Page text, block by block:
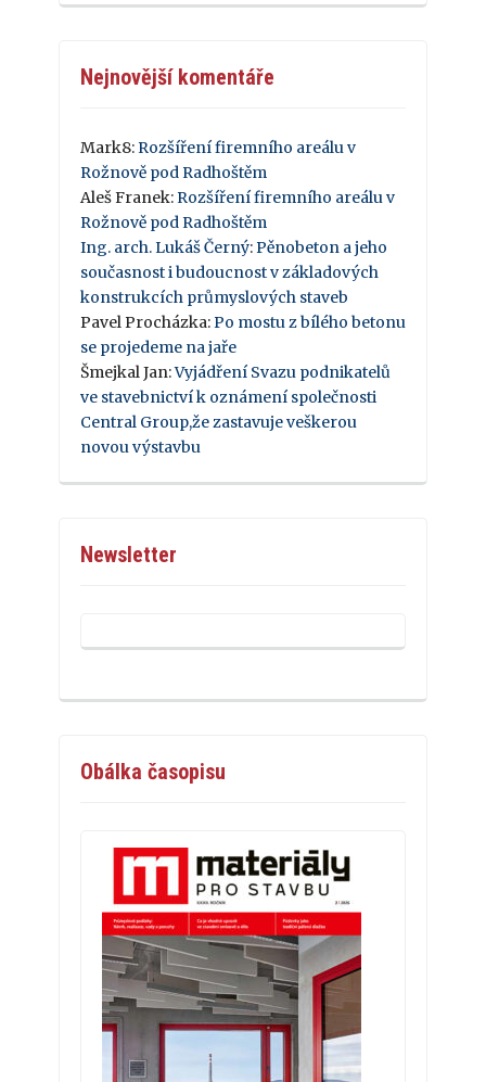
Nejnovější komentáře
Mark8: Rozšíření firemního areálu v
Rožnově pod Radhoštěm
Aleš Franek: Rozšíření firemního areálu v
Rožnově pod Radhoštěm
Ing. arch. Lukáš Černý: Pěnobeton a jeho
současnost i budoucnost v základových
konstrukcích průmyslových staveb
Pavel Procházka: Po mostu z bílého betonu
se projedeme na jaře
Šmejkal Jan:Vyjádření Svazu podnikatelů
ve stavebnictví k oznámení společnosti
Central Group,že zastavuje veškerou
novou výstavbu
Newsletter
Obálka časopisu